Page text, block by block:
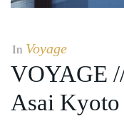
In Voyage
VOYAGE
Asai